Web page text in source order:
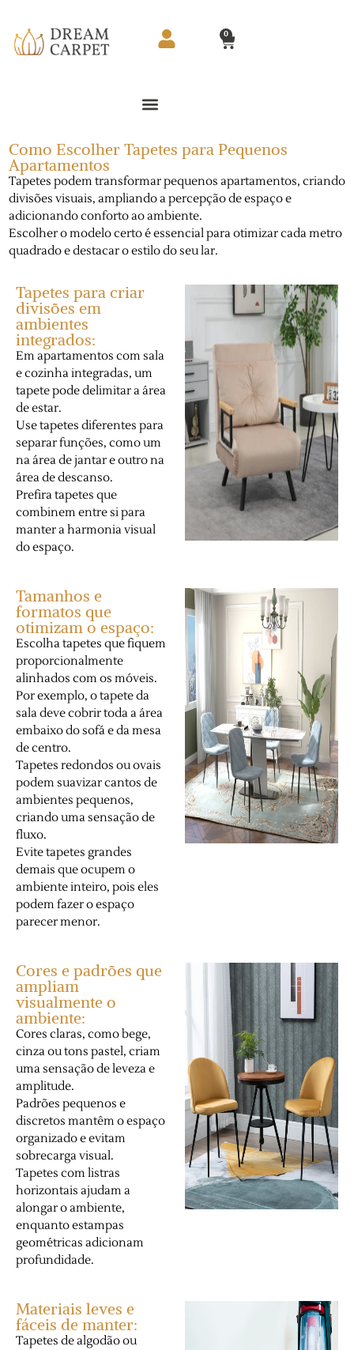
0
Como Escolher Tapetes para Pequenos
Apartamentos
Tapetes podem transformar pequenos apartamentos, criando
divisões visuais, ampliando a percepção de espaço e
adicionando conforto ao ambiente.
Escolher o modelo certo é essencial para otimizar cada metro
quadrado e destacar o estilo do seu lar.
Tapetes para criar
divisões em
ambientes
integrados:
Em apartamentos com sala
e cozinha integradas, um
tapete pode delimitar a área
de estar.
Use tapetes diferentes para
separar funções, como um
na área de jantar e outro na
área de descanso.
Prefira tapetes que
combinem entre si para
manter a harmonia visual
do espaço.
Tamanhos e
formatos que
otimizam o espaço:
Escolha tapetes que fiquem
proporcionalmente
alinhados com os móveis.
Por exemplo, o tapete da
sala deve cobrir toda a área
embaixo do sofá e da mesa
de centro.
Tapetes redondos ou ovais
podem suavizar cantos de
ambientes pequenos,
criando uma sensação de
fluxo.
Evite tapetes grandes
demais que ocupem o
ambiente inteiro, pois eles
podem fazer o espaço
parecer menor.
Cores e padrões que
ampliam
visualmente o
ambiente:
Cores claras, como bege,
cinza ou tons pastel, criam
uma sensação de leveza e
amplitude.
Padrões pequenos e
discretos mantêm o espaço
organizado e evitam
sobrecarga visual.
Tapetes com listras
horizontais ajudam a
alongar o ambiente,
enquanto estampas
geométricas adicionam
profundidade.
Materiais leves e
fáceis de manter:
Tapetes de algodão ou